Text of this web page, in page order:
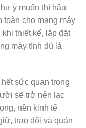
ý muốn thì hậu
toàn cho mạng máy
thiết kế, lắp đặt
máy tính dù là
sức quan trọng
sẽ trở nên lạc
nền kinh tế
trao đổi và quản